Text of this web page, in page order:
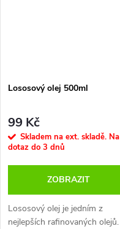
Lososový olej 500ml
99 Kč
Skladem na ext. skladě. Na
dotaz do 3 dnů
ZOBRAZIT
Lososový olej je jedním z
nejlepších rafinovaných olejů.